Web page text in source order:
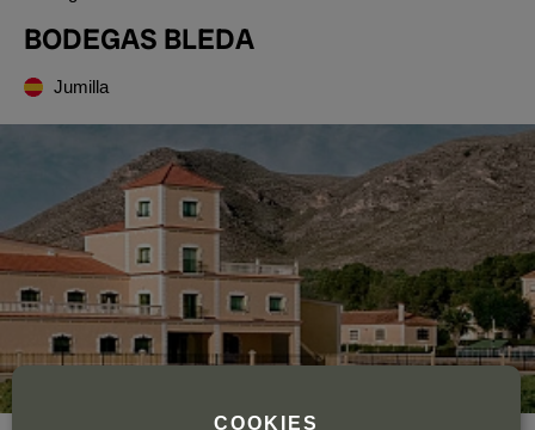
BODEGAS BLEDA
Jumilla
COOKIES